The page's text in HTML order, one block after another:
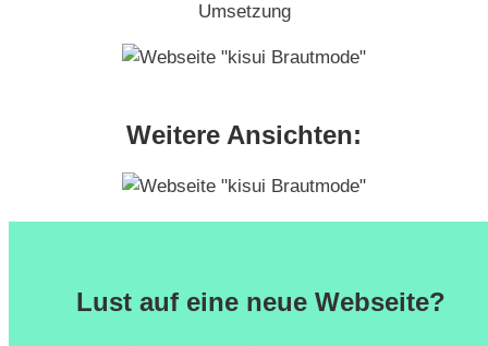
Umsetzung
Weitere Ansichten:
Lust auf eine neue Webseite?